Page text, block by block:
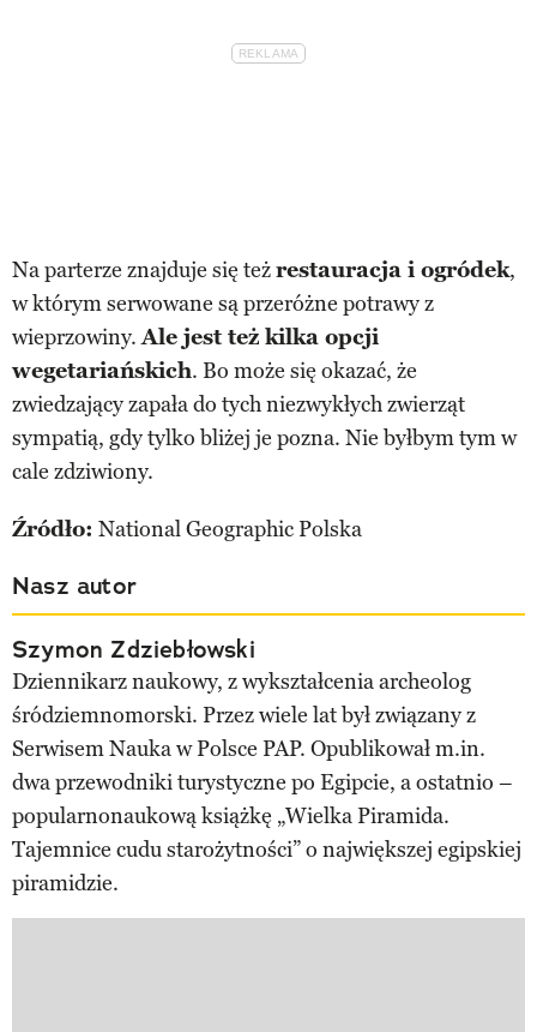
Na parterze znajduje się teżrestauracja i ogródek,
w którym serwowane są przeróżne potrawy z
wieprzowiny.Ale jest też kilka opcji
wegetariańskich. Bo może się okazać, że
zwiedzający zapała do tych niezwykłych zwierząt
sympatią, gdy tylko bliżej je pozna. Nie byłbym tym w
cale zdziwiony.
Źródło: National Geographic Polska
Nasz autor
Szymon Zdziebłowski
Dziennikarz naukowy, z wykształcenia archeolog
śródziemnomorski. Przez wiele lat był związany z
Serwisem Nauka w Polsce PAP. Opublikował m.in.
dwa przewodniki turystyczne po Egipcie, a ostatnio –
popularnonaukową książkę „Wielka Piramida.
Tajemnice cudu starożytności” o największej egipskiej
piramidzie.